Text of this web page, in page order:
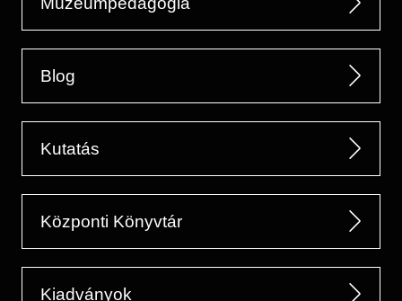
Blog
Kutatás
Központi Könyvtár
Kiadványok